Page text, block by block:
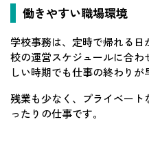
働きやすい職場環境
学校事務は、定時で帰れる
校の運営スケジュールに合
しい時期でも仕事の終わりが
残業も少なく、プライベー
ったりの仕事です。